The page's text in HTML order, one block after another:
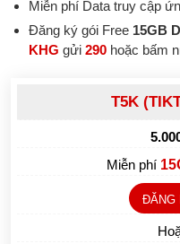
Miễn phí Data truy cập
Đăng ký gói Free 15GB
KHG gửi290 hoặc bấm
T5K
Miễn phí
ĐĂNG